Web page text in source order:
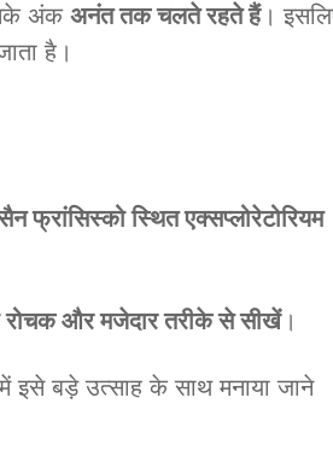
अंक अनंत तक चलते रहते हैं।
है।
फ्रांसिस्को स्थित एक्सप्लोरेटोरियम
रोचक और मजेदार तरीके से सीखें।
इसे बड़े उत्साह के साथ मनाया जाने